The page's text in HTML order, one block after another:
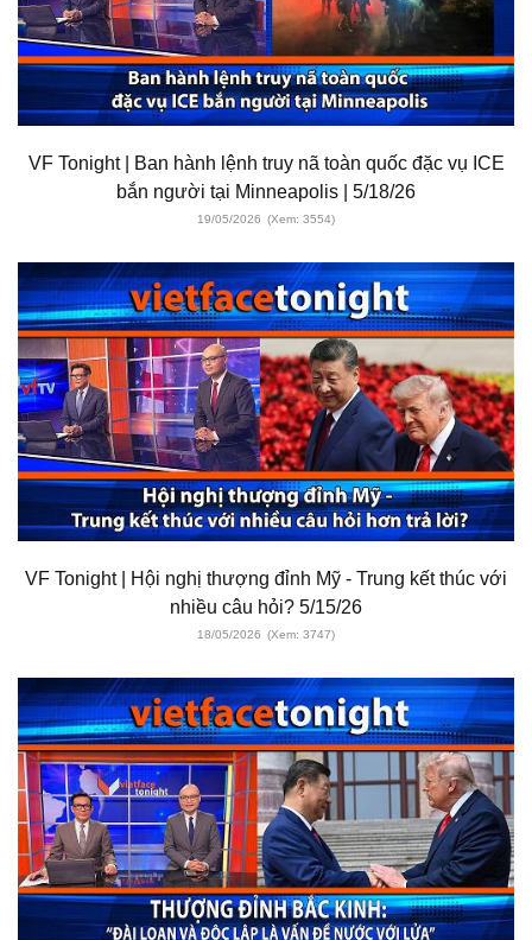
VF Tonight | Ban hành lệnh truy nã toàn quốc đặc vụ ICE
bắn người tại Minneapolis | 5/18/26
19/05/2026 (Xem: 3554)
VF Tonight | Hội nghị thượng đỉnh Mỹ - Trung kết thúc với
nhiều câu hỏi? 5/15/26
18/05/2026 (Xem: 3747)